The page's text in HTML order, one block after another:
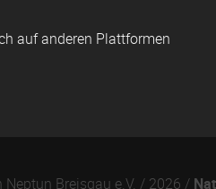
auf anderen Plattformen
Breisgau e.V. / 2026 /